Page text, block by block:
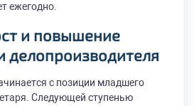
ежегодно.
и повышение
делопроизводителя
с позиции младшего
Следующей ступенью